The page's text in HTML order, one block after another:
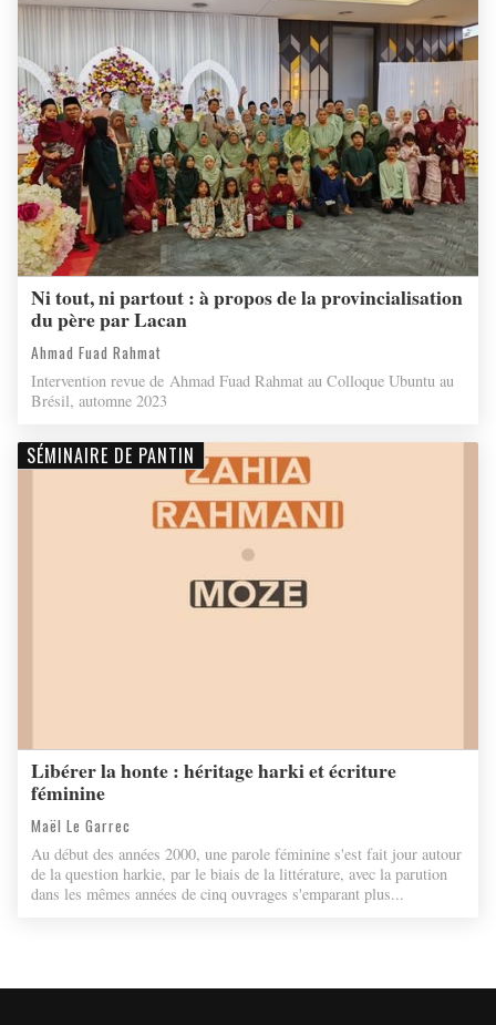
Ni tout, ni partout : à propos de la provincialisation
du père par Lacan
Ahmad Fuad Rahmat
Intervention revue de Ahmad Fuad Rahmat au Colloque Ubuntu au
Brésil, automne 2023
SÉMINAIRE DE PANTIN
Libérer la honte : héritage harki et écriture
féminine
Maël Le Garrec
Au début des années 2000, une parole féminine s'est fait jour autour
de la question harkie, par le biais de la littérature, avec la parution
dans les mêmes années de cinq ouvrages s'emparant plus...